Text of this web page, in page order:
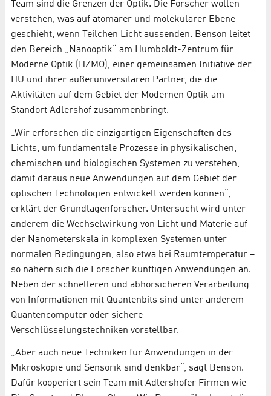
Team sind die Grenzen der Optik. Die Forscher wollen
verstehen, was auf atomarer und molekularer Ebene
geschieht, wenn Teilchen Licht aussenden. Benson leitet
den Bereich „Nanooptik“ am Humboldt-Zentrum für
Moderne Optik (HZMO), einer gemeinsamen Initiative der
HU und ihrer außeruniversitären Partner, die die
Aktivitäten auf dem Gebiet der Modernen Optik am
Standort Adlershof zusammenbringt.
„Wir erforschen die einzigartigen Eigenschaften des
Lichts, um fundamentale Prozesse in physikalischen,
chemischen und biologischen Systemen zu verstehen,
damit daraus neue Anwendungen auf dem Gebiet der
optischen Technologien entwickelt werden können“,
erklärt der Grundlagenforscher. Untersucht wird unter
anderem die Wechselwirkung von Licht und Materie auf
der Nanometerskala in komplexen Systemen unter
normalen Bedingungen, also etwa bei Raumtemperatur –
so nähern sich die Forscher künftigen Anwendungen an.
Neben der schnelleren und abhörsicheren Verarbeitung
von Informationen mit Quantenbits sind unter anderem
Quantencomputer oder sichere
Verschlüsselungstechniken vorstellbar.
„Aber auch neue Techniken für Anwendungen in der
Mikroskopie und Sensorik sind denkbar“, sagt Benson.
Dafür kooperiert sein Team mit Adlershofer Firmen wie